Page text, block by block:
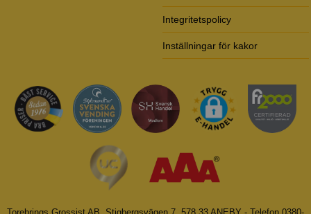
Integritetspolicy
Inställningar för kakor